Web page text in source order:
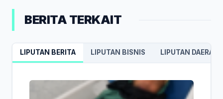
BERITA TERKAIT
LIPUTAN BERITA LIPUTAN BISNIS LIPUTAN DAERAH